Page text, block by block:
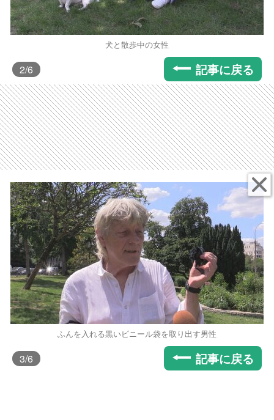
犬と散歩中の女性
2/6 記事に戻る
ふんを入れる黒いビニール袋を取り出す男性
3/6 記事に戻る